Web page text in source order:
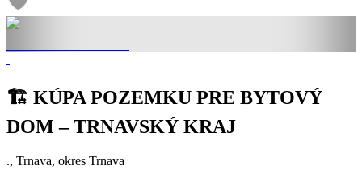
🏗️ KÚPA POZEMKU PRE BYTOVÝ
DOM – TRNAVSKÝ KRAJ
., Trnava, okres Trnava